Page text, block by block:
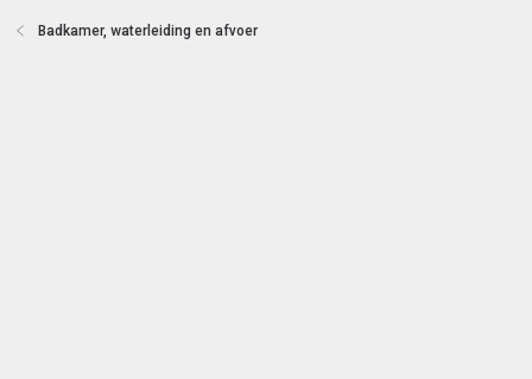
Badkamer, waterleiding en afvoer